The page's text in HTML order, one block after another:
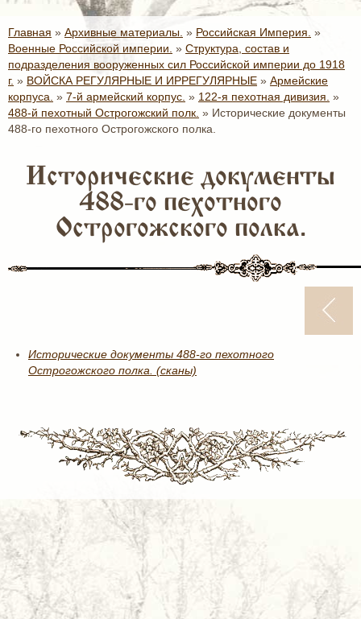
Главная » Архивные материалы. » Российская Империя. »
Военные Российской империи. » Структура, состав и
подразделения вооруженных сил Российской империи до 1918
г. » ВОЙСКА РЕГУЛЯРНЫЕ И ИРРЕГУЛЯРНЫЕ » Армейские
корпуса. » 7-й армейский корпус. » 122-я пехотная дивизия. »
488-й пехотный Острогожский полк. » Исторические документы
488-го пехотного Острогожского полка.
Исторические документы
488-го пехотного
Острогожского полка.
Исторические документы 488-го пехотного
Острогожского полка. (сканы)